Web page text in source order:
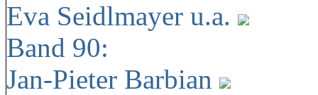
Eva Seidlmayer u.a.
Band 90:
Jan-Pieter Barbian